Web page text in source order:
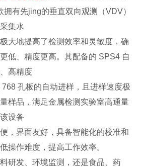
拥有先jing的垂直双向观测（VDV）
集水
大地提高了检测效率和灵敏度，确
低、精度更高。其配备的 SPS4 自
高精度
孔板的自动进样，且进样速度极
样品，满足金属检测实验室高通量
设备
，界面友好，具备智能化的校准和
操作难度，提高工作效率。
研发、环境监测，还是食品、药